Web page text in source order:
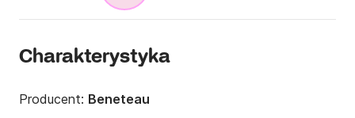
Charakterystyka
Producent: Beneteau